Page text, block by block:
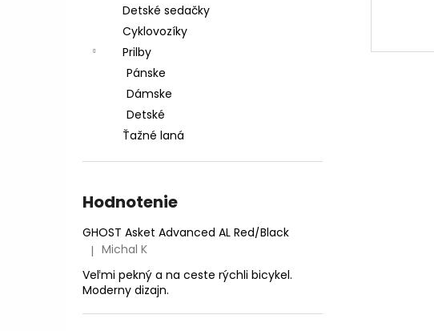
Detské sedačky
Cyklovozíky
Prilby
Pánske
Dámske
Detské
Ťažné laná
Hodnotenie
GHOST Asket Advanced AL Red/Black
Hodnotenie produktu je 5 z 5 hviezdičiek.
| Michal K
Veľmi pekný a na ceste rýchli bicykel.
Moderny dizajn.
PERLEŤ
€2 999
Pôvodne: €3 599,99